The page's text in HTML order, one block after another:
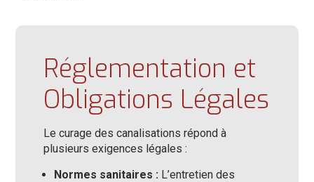
Réglementation et
Obligations Légales
Le curage des canalisations répond à
plusieurs exigences légales :
Normes sanitaires : L’entretien des